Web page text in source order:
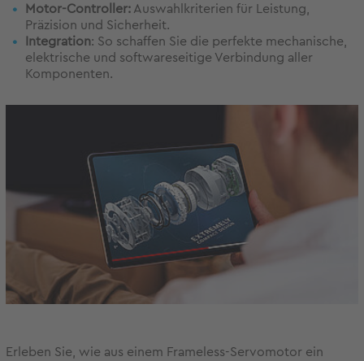
Motor-Controller: Auswahlkriterien für Leistung,
Präzision und Sicherheit.
Integration: So schaffen Sie die perfekte mechanische,
elektrische und softwareseitige Verbindung aller
Komponenten.
Erleben Sie, wie aus einem Frameless-Servomotor ein